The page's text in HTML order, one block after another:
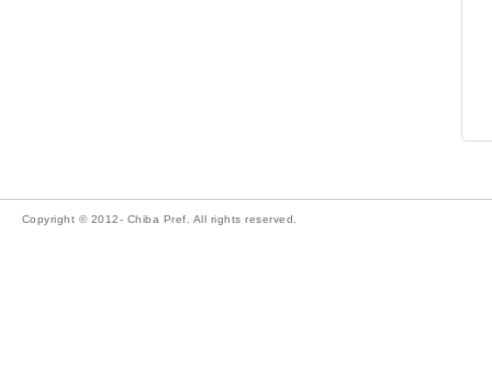
Copyright © 2012- Chiba Pref. All rights reserved.